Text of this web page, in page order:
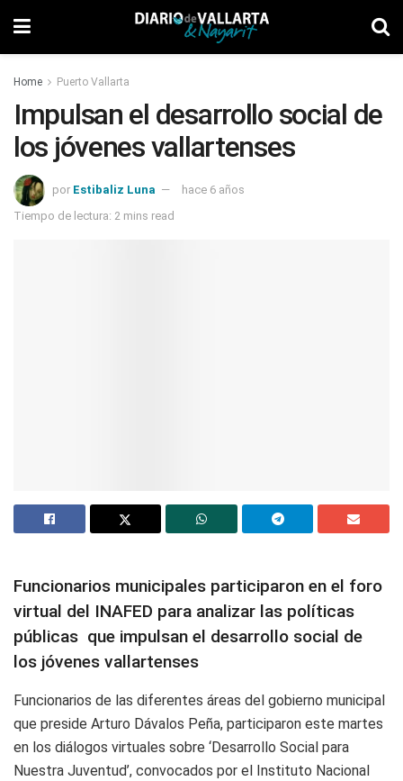
Home Puerto Vallarta
Impulsan el desarrollo social de
los jóvenes vallartenses
por Estibaliz Luna
hace 6 años
Tiempo de lectura: 2 mins read
Funcionarios municipales participaron en el foro
virtual del INAFED para analizar las políticas
públicas que impulsan el desarrollo social de
los jóvenes vallartenses
Funcionarios de las diferentes áreas del gobierno municipal
que preside Arturo Dávalos Peña, participaron este martes
en los diálogos virtuales sobre ‘Desarrollo Social para
Nuestra Juventud’, convocados por el Instituto Nacional